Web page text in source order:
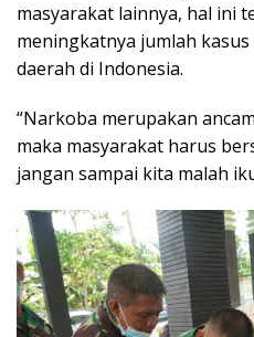
masyarakat lainnya, hal ini
meningkatnya jumlah
daerah di Indonesia.
“Narkoba merupakan
maka masyarakat harus
jangan sampai kita malah